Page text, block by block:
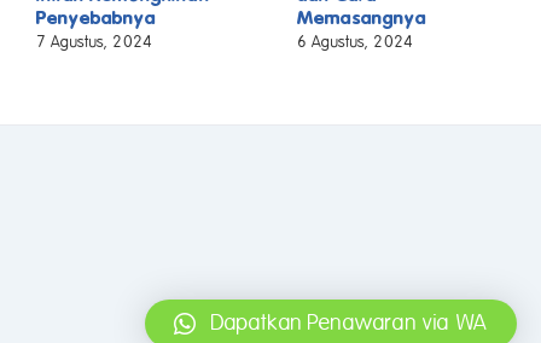
Penyebabnya
7 Agustus, 2024
Memasangnya
6 Agustus, 2024
Dapatkan Penawaran via WA